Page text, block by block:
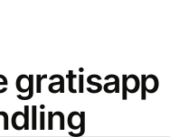
gratisapp